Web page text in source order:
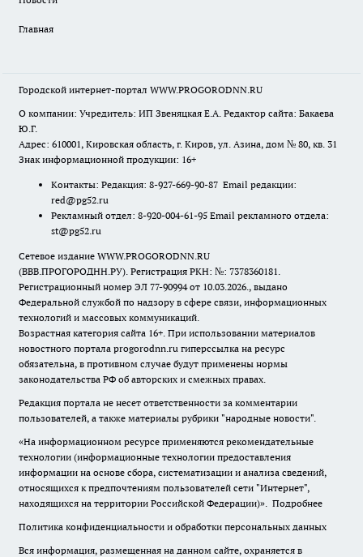
Главная
Городской интернет-портал WWW.PROGORODNN.RU
О компании: Учредитель: ИП Звеняцкая Е.А. Редактор сайта: Бакаева
Ю.Г.
Адрес: 610001, Кировская область, г. Киров, ул. Азина, дом № 80, кв. 31
Знак информационной продукции: 16+
Контакты: Редакция: 8-927-669-90-87 Email редакции:
red@pg52.ru
Рекламный отдел: 8-920-004-61-95 Email рекламного отдела:
st@pg52.ru
Сетевое издание WWW.PROGORODNN.RU
(ВВВ.ПРОГОРОДНН.РУ). Регистрация РКН: №: 7378360181.
Регистрационный номер ЭЛ 77-90994 от 10.03.2026., выдано
Федеральной службой по надзору в сфере связи, информационных
технологий и массовых коммуникаций.
Возрастная категория сайта 16+. При использовании материалов
новостного портала progorodnn.ru гиперссылка на ресурс
обязательна, в противном случае будут применены нормы
законодательства РФ об авторских и смежных правах.
Редакция портала не несет ответственности за комментарии
пользователей, а также материалы рубрики "народные новости".
«На информационном ресурсе применяются рекомендательные
технологии (информационные технологии предоставления
информации на основе сбора, систематизации и анализа сведений,
относящихся к предпочтениям пользователей сети "Интернет",
находящихся на территории Российской Федерации)». Подробнее
Политика конфиденциальности и обработки персональных данных
Вся информация, размещенная на данном сайте, охраняется в